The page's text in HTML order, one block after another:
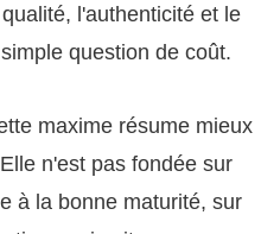
l'authenticité et le
question de coût.
maxime résume mieux
n'est pas fondée sur
à la bonne maturité, sur